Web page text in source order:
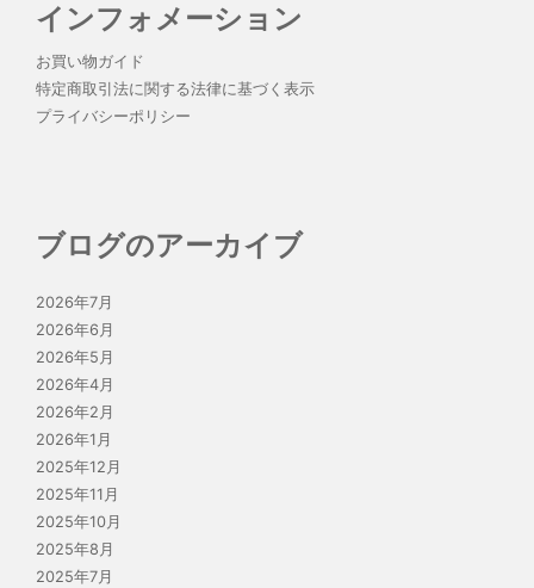
インフォメーション
お買い物ガイド
特定商取引法に関する法律に基づく表示
プライバシーポリシー
ブログのアーカイブ
2026年7月
2026年6月
2026年5月
2026年4月
2026年2月
2026年1月
2025年12月
2025年11月
2025年10月
2025年8月
2025年7月